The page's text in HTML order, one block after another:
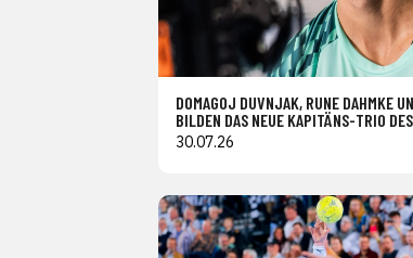
DOMAGOJ DUVNJAK, RUNE DAHMKE
BILDEN DAS NEUE KAPITÄNS-TRIO
30.07.26